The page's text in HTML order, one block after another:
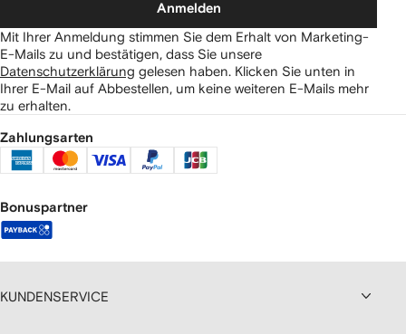
Anmelden
Mit Ihrer Anmeldung stimmen Sie dem Erhalt von Marketing-
E-Mails zu und bestätigen, dass Sie unsere
Datenschutzerklärung gelesen haben. Klicken Sie unten in
Ihrer E-Mail auf Abbestellen, um keine weiteren E-Mails mehr
zu erhalten.
Zahlungsarten
Bonuspartner
KUNDENSERVICE